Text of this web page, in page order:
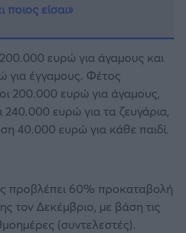
ποιος είσαι»
ευρώ για άγαμους και
για έγγαμους. Φέτος
200.000 ευρώ για άγαμους,
240.000 ευρώ για τα ζευγάρια,
40.000 ευρώ για κάθε παιδί.
προβλέπει 60% προκαταβολή
τον Δεκέμβριο, με βάση τις
(συντελεστές).